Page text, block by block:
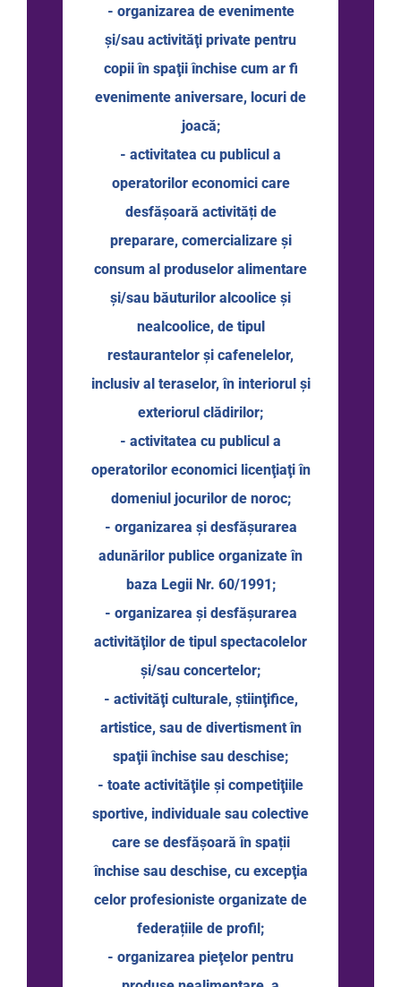
- organizarea de evenimente
şi/sau activităţi private pentru
copii în spaţii închise cum ar fi
evenimente aniversare, locuri de
joacă;
- activitatea cu publicul a
operatorilor economici care
desfăşoară activități de
preparare, comercializare şi
consum al produselor alimentare
şi/sau băuturilor alcoolice şi
nealcoolice, de tipul
restaurantelor şi cafenelelor,
inclusiv al teraselor, în interiorul şi
exteriorul clădirilor;
- activitatea cu publicul a
operatorilor economici licenţiaţi în
domeniul jocurilor de noroc;
- organizarea şi desfăşurarea
adunărilor publice organizate în
baza Legii Nr. 60/1991;
- organizarea şi desfăşurarea
activităţilor de tipul spectacolelor
şi/sau concertelor;
- activităţi culturale, ştiinţifice,
artistice, sau de divertisment în
spaţii închise sau deschise;
- toate activităţile şi competiţiile
sportive, individuale sau colective
care se desfăşoară în spații
închise sau deschise, cu excepţia
celor profesioniste organizate de
federațiile de profil;
- organizarea pieţelor pentru